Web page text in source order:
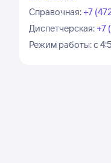
Справочная: +7
Диспетчерская: +7
Режим работы:с